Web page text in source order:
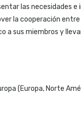
las necesidades
la cooperación
a sus miembros y
(Europa, Norte